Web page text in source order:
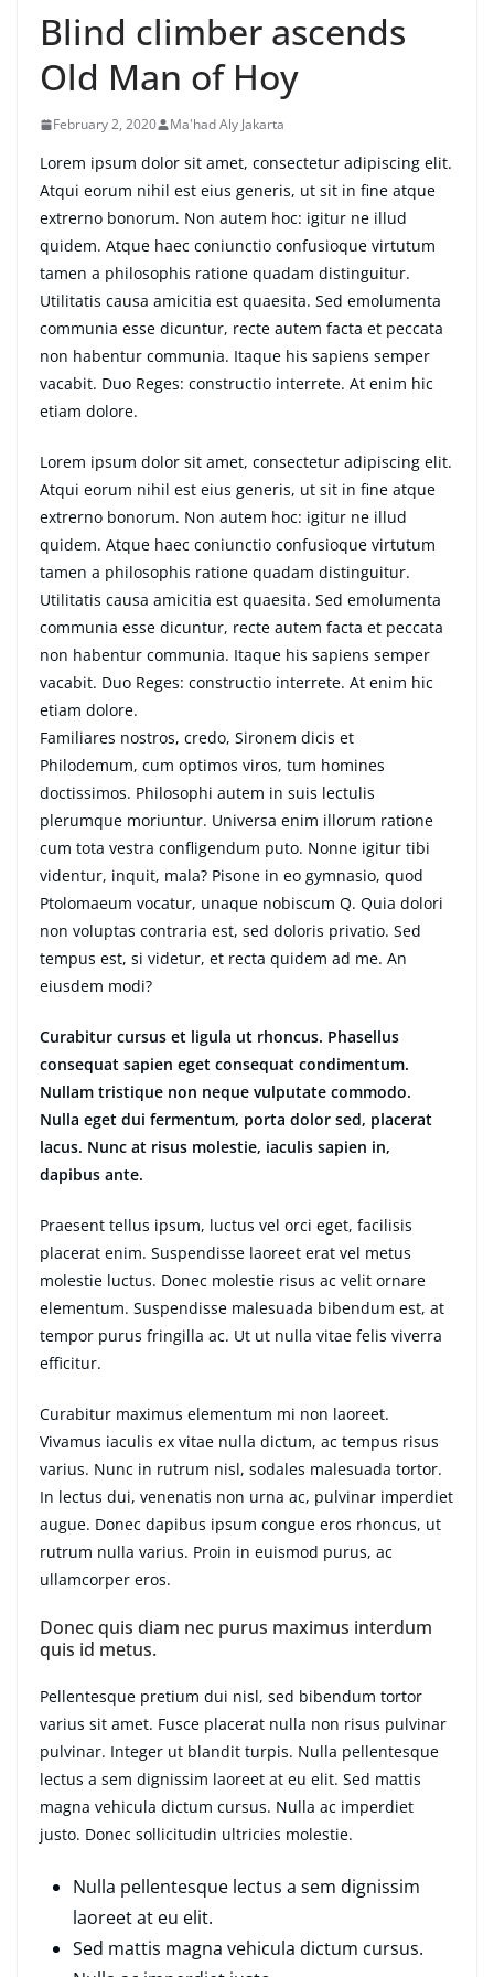
Blind climber ascends
Old Man of Hoy
February 2, 2020 Ma'had Aly Jakarta
Lorem ipsum dolor sit amet, consectetur adipiscing elit.
Atqui eorum nihil est eius generis, ut sit in fine atque
extrerno bonorum. Non autem hoc: igitur ne illud
quidem. Atque haec coniunctio confusioque virtutum
tamen a philosophis ratione quadam distinguitur.
Utilitatis causa amicitia est quaesita. Sed emolumenta
communia esse dicuntur, recte autem facta et peccata
non habentur communia. Itaque his sapiens semper
vacabit. Duo Reges: constructio interrete. At enim hic
etiam dolore.
Lorem ipsum dolor sit amet, consectetur adipiscing elit.
Atqui eorum nihil est eius generis, ut sit in fine atque
extrerno bonorum. Non autem hoc: igitur ne illud
quidem. Atque haec coniunctio confusioque virtutum
tamen a philosophis ratione quadam distinguitur.
Utilitatis causa amicitia est quaesita. Sed emolumenta
communia esse dicuntur, recte autem facta et peccata
non habentur communia. Itaque his sapiens semper
vacabit. Duo Reges: constructio interrete. At enim hic
etiam dolore.
Familiares nostros, credo, Sironem dicis et
Philodemum, cum optimos viros, tum homines
doctissimos. Philosophi autem in suis lectulis
plerumque moriuntur. Universa enim illorum ratione
cum tota vestra confligendum puto. Nonne igitur tibi
videntur, inquit, mala? Pisone in eo gymnasio, quod
Ptolomaeum vocatur, unaque nobiscum Q. Quia dolori
non voluptas contraria est, sed doloris privatio. Sed
tempus est, si videtur, et recta quidem ad me. An
eiusdem modi?
Curabitur cursus et ligula ut rhoncus. Phasellus
consequat sapien eget consequat condimentum.
Nullam tristique non neque vulputate commodo.
Nulla eget dui fermentum, porta dolor sed, placerat
lacus. Nunc at risus molestie, iaculis sapien in,
dapibus ante.
Praesent tellus ipsum, luctus vel orci eget, facilisis
placerat enim. Suspendisse laoreet erat vel metus
molestie luctus. Donec molestie risus ac velit ornare
elementum. Suspendisse malesuada bibendum est, at
tempor purus fringilla ac. Ut ut nulla vitae felis viverra
efficitur.
Curabitur maximus elementum mi non laoreet.
Vivamus iaculis ex vitae nulla dictum, ac tempus risus
varius. Nunc in rutrum nisl, sodales malesuada tortor.
In lectus dui, venenatis non urna ac, pulvinar imperdiet
augue. Donec dapibus ipsum congue eros rhoncus, ut
rutrum nulla varius. Proin in euismod purus, ac
ullamcorper eros.
Donec quis diam nec purus maximus interdum
quis id metus.
Pellentesque pretium dui nisl, sed bibendum tortor
varius sit amet. Fusce placerat nulla non risus pulvinar
pulvinar. Integer ut blandit turpis. Nulla pellentesque
lectus a sem dignissim laoreet at eu elit. Sed mattis
magna vehicula dictum cursus. Nulla ac imperdiet
justo. Donec sollicitudin ultricies molestie.
Nulla pellentesque lectus a sem dignissim
laoreet at eu elit.
Sed mattis magna vehicula dictum cursus.